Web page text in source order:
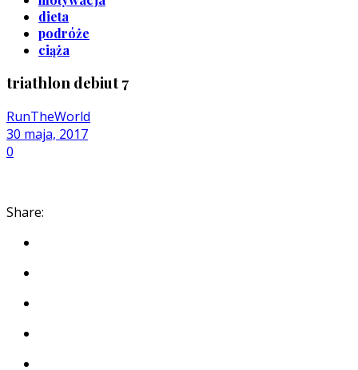
dieta
podróże
ciąża
triathlon debiut 7
RunTheWorld
30 maja, 2017
0
Share: